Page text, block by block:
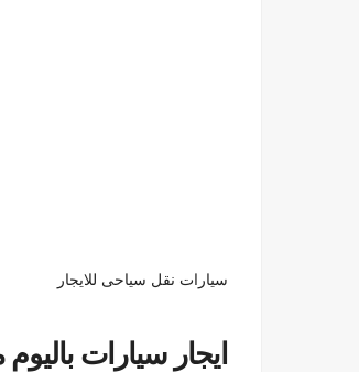
سيارات نقل سياحى للايجار
ايجار سيارات